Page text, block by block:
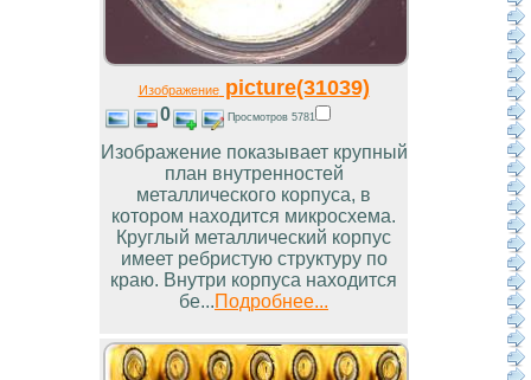
Изображениеpicture(31039)
0 Просмотров 5781
Изображение показывает крупный
план внутренностей
металлического корпуса, в
котором находится микросхема.
Круглый металлический корпус
имеет ребристую структуру по
краю. Внутри корпуса находится
бе...Подробнее...